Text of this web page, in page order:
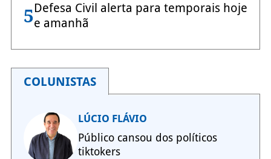
5Defesa Civil alerta para temporais hoje
e amanhã
COLUNISTAS
LÚCIO FLÁVIO
Público cansou dos políticos
tiktokers